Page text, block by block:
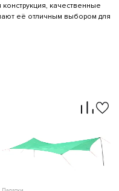
качественные
её отличным выбором для